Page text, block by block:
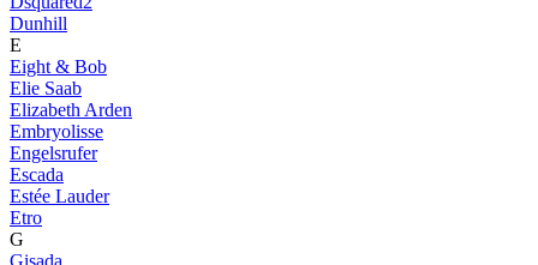
Dunhill
E
Eight & Bob
Elie Saab
Elizabeth Arden
Embryolisse
Engelsrufer
Escada
Estée Lauder
Etro
G
Gisada